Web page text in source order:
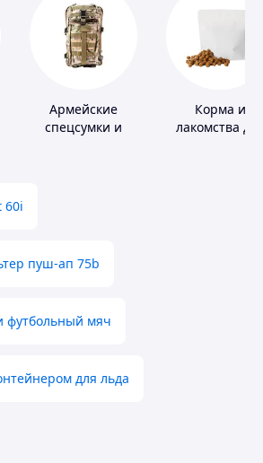
Армейские
спецсумки и
Корма и
лакомства
60i
пуш-ап 75b
футбольный мяч
для льда